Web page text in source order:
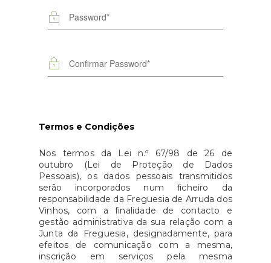
Termos e Condições
Nos termos da Lei n.º 67/98 de 26 de
outubro (Lei de Proteção de Dados
Pessoais), os dados pessoais transmitidos
serão incorporados num ﬁcheiro da
responsabilidade da Freguesia de Arruda dos
Vinhos, com a finalidade de contacto e
gestão administrativa da sua relação com a
Junta da Freguesia, designadamente, para
efeitos de comunicação com a mesma,
inscrição em serviços pela mesma